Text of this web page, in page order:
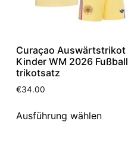
Curaçao Auswärtstrikot
Kinder WM 2026 Fußball
trikotsatz
€34.00
Ausführung wählen